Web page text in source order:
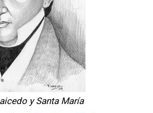
y Santa María